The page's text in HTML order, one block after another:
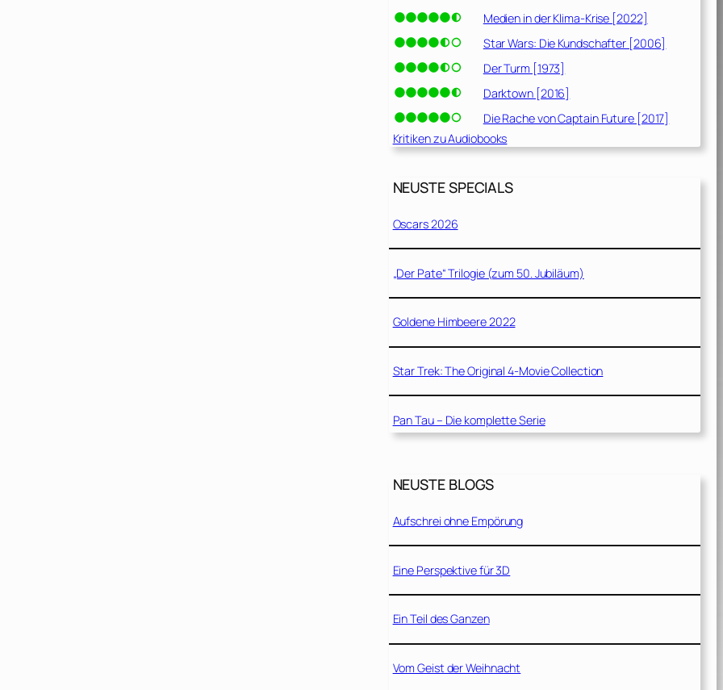
Medien in der Klima-Krise [2022]
Star Wars: Die Kundschafter [2006]
Der Turm [1973]
Darktown [2016]
Die Rache von Captain Future [2017]
Kritiken zu Audiobooks
NEUSTE SPECIALS
Oscars 2026
„Der Pate“ Trilogie (zum 50. Jubiläum)
Goldene Himbeere 2022
Star Trek: The Original 4-Movie Collection
Pan Tau – Die komplette Serie
NEUSTE BLOGS
Aufschrei ohne Empörung
Eine Perspektive für 3D
Ein Teil des Ganzen
Vom Geist der Weihnacht